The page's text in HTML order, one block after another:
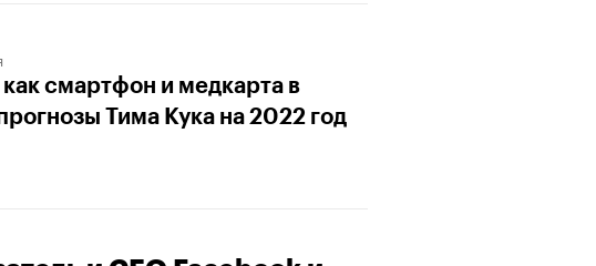
смартфон и медкарта в
Тима Кука на 2022 год